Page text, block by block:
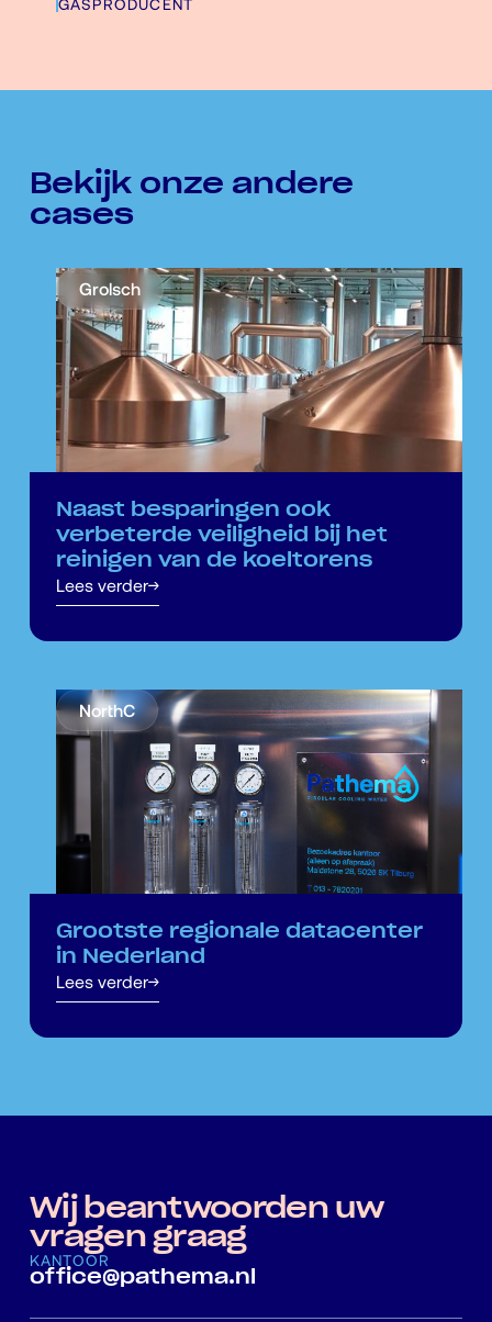
Bekijk onze andere
cases
Grolsch
Naast besparingen ook
verbeterde veiligheid bij het
reinigen van de koeltorens
Lees verder
NorthC
Grootste regionale datacenter
in Nederland
Lees verder
Wij beantwoorden uw
vragen graag
KANTOOR
office@pathema.nl